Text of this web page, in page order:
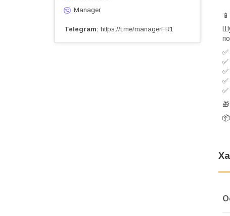
📱
✅
✅
✅
✅
✅
🎁
Manager
Telegram https://t.me/managerFR1